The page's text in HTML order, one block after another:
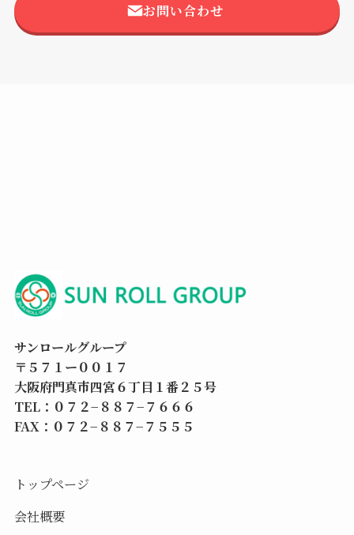
お問い合わせ
サンロールグループ
〒５７１ー００１７
大阪府門真市四宮６丁目１番２５号
TEL：０７２−８８７−７６６６
FAX：０７２−８８７−７５５５
トップページ
会社概要